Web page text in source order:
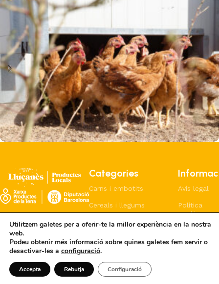
Categories
Carns i embotits
Cereals i llegums
Formatges i lactis
Pa i coques
Cerveces i licors
Avís legal
Política
cookies
privacitat
©2026 - Consorci del Lluçanès
Utilitzem galetes per a oferir-te la millor experiència en la nostra
web.
Podeu obtenir més informació sobre quines galetes fem servir o
desactivar-les a configuració.
Accepta Rebutja Configuració